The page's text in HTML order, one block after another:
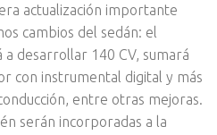
actualización importante
cambios del sedán: el
desarrollar 140 CV, sumará
con instrumental digital y más
entre otras mejoras.
serán incorporadas a la